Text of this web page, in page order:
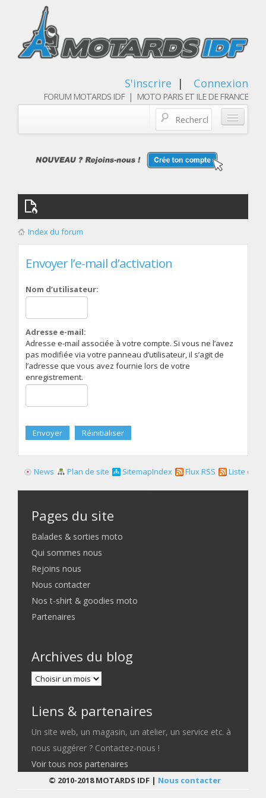
S'inscrire | Connexion
FORUM MOTARDS IDF | MOTO PARIS ET ILE DE FRANCE
Qui sommes nous
Les membres
Index du forum
Envoyer l’e-mail d’activation
Nom d’utilisateur:
Adresse e-mail:
Adresse e-mail associée à votre compte. Si vous ne l’avez
pas modifiée via votre panneau d’utilisateur, il s’agit de
l’adresse que vous avez fournie lors de votre
enregistrement.
News Plan de site SitemapIndex Flux RSS Liste des
Pages du site
Balades & sorties moto
Qui sommes nous
Rejoins nous
Nous contacter
Nos t-shirt & goodies moto
Partenaires
Archives du blog
Liens & partenaires
Un site web, un magasin, un atelier, un service etc. à
nous suggérer ? Contactez-nous !
Voir tous nos partenaires
© 2010-2018 MOTARDS IDF | Nous contacter